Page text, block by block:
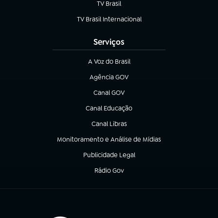
TV Brasil
(abre em nova aba)
TV Brasil Internacional
(abre em nova aba)
Serviços
A Voz do Brasil
(abre em nova aba)
Agência GOV
(abre em nova aba)
Canal GOV
(abre em nova aba)
Canal Educação
(abre em nova aba)
Canal Libras
(abre em nova aba)
Monitoramento e Análise de Mídias
(abre em nova aba)
Publicidade Legal
(abre em nova aba)
Rádio Gov
(abre em nova aba)